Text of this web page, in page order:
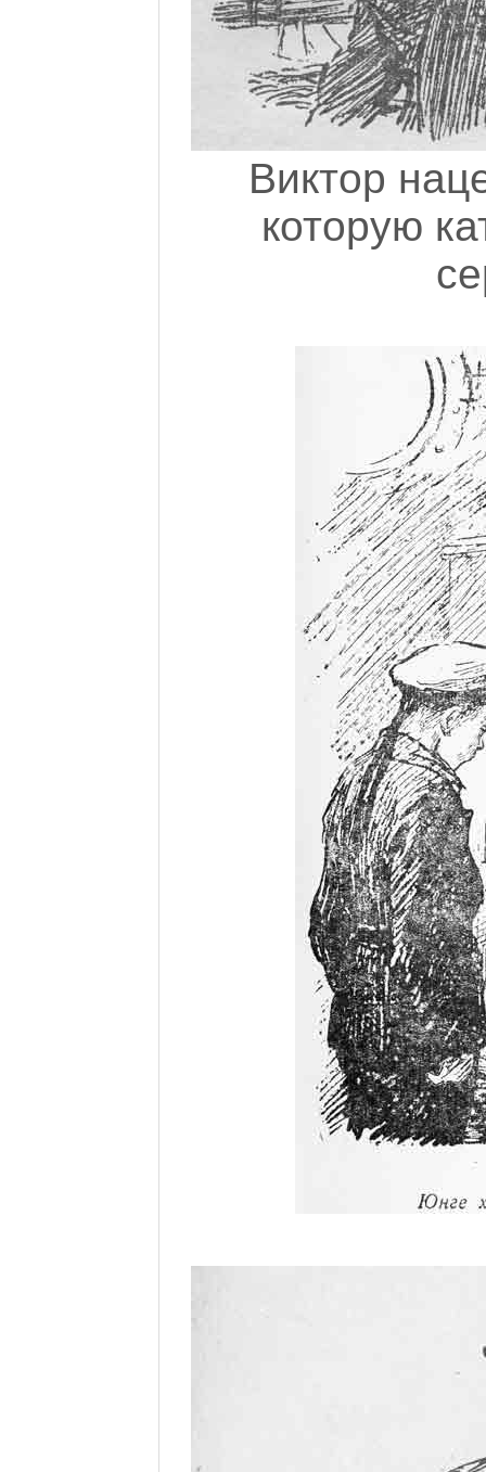
Виктор
которую